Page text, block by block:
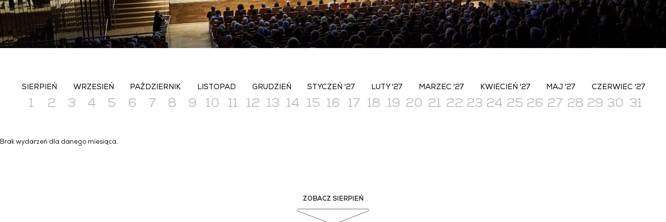
SIERPIEŃ WRZESIEŃ PAŹDZIERNIK LISTOPAD GRUDZIEŃ STYCZEŃ '27 LUTY '27 MARZEC '27 KWIECIEŃ '27 MAJ '27 CZERWIEC '27
1 2 3 4 5 6 7 8 9 10 11 12 13 14 15 16 17 18 19 20 21 22 23 24 25 26 27 28 29 30 31
Brak wydarzeń dla danego miesiąca.
ZOBACZ SIERPIEŃ